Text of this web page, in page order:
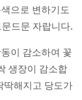
으로 변하기도
드문 자랍니다.
이 감소하여 꽃
생장이 감소합
딱해지고 당도가